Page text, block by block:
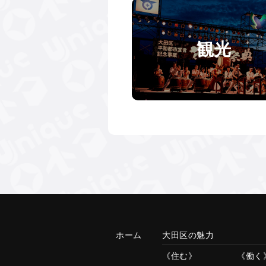
観光
ホーム 大田区の魅力
住む 働く